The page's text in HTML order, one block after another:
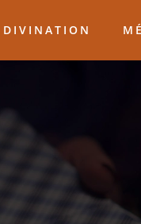
DIVINATION